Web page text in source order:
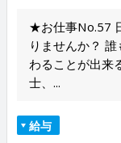
★お仕事No.57
りませんか？
わることが出来
士、...
給与